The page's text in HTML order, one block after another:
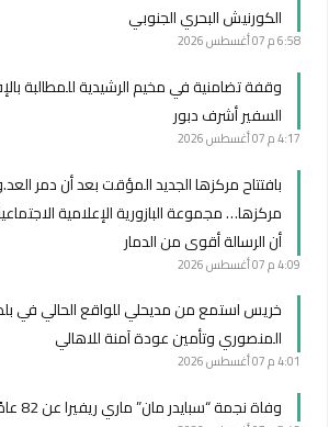
الكورنيش البحري الجنوبي
6:58 م 07 أغسطس 2026
وقفة تضامنية في مخيم الرشيدية للمطالبة
السفير أشرف دبور
4:17 م 07 أغسطس 2026
بافتتاح مركزها الجديد المؤقت بعد أن دمر
مركزها… مجموعة البازورية الإعلامية
أن الرسالة أقوى من الدمار
4:09 م 07 أغسطس 2026
خريس استمع من مديحلي للواقع الحالي في
المنصوري وتأمين عودة آمنة للاهالي
4:01 م 07 أغسطس 2026
وفاة نجمة “سبايدر مان” ماري ريفيرا عن 82 عامًا